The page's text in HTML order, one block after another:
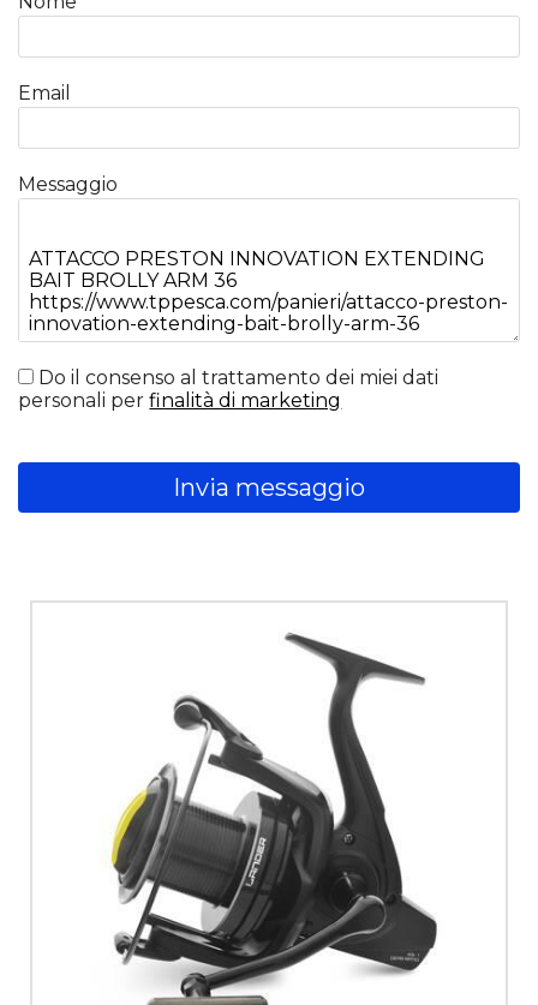
Email
Messaggio
Do il consenso al trattamento dei miei dati
personali perfinalità di marketing
Invia messaggio